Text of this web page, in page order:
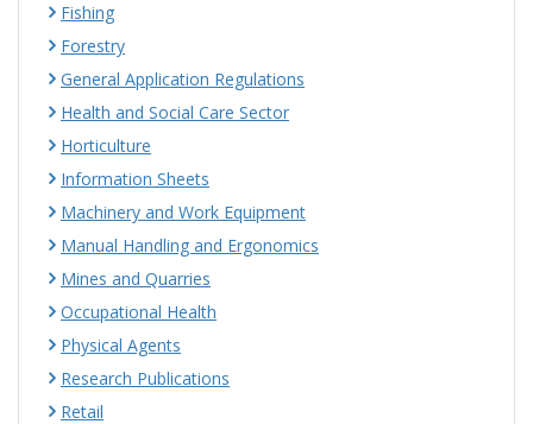
Fishing
Forestry
General Application Regulations
Health and Social Care Sector
Horticulture
Information Sheets
Machinery and Work Equipment
Manual Handling and Ergonomics
Mines and Quarries
Occupational Health
Physical Agents
Research Publications
Retail